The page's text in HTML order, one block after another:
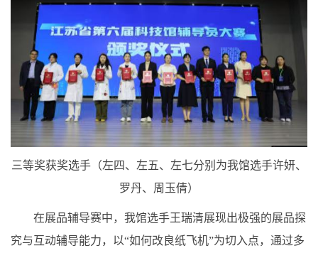
三等奖获奖选手（左四、左五、左七分别为我馆选手许妍、
罗丹、周玉倩）
在展品辅导赛中，我馆选手王瑞清展现出极强的展品探
究与互动辅导能力，以“如何改良纸飞机”为切入点，通过多